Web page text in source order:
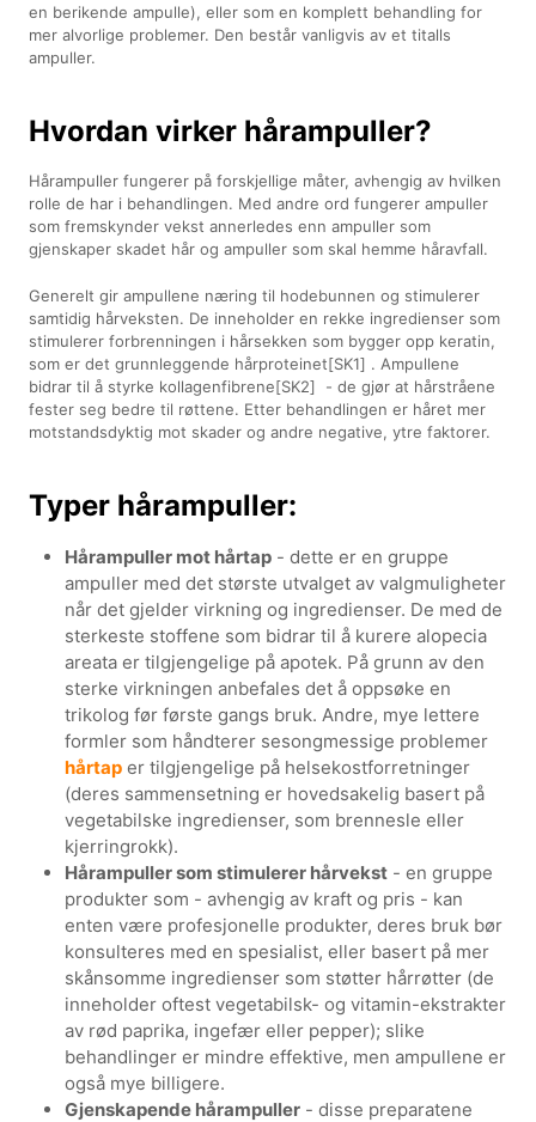
en berikende ampulle), eller som en komplett behandling for
mer alvorlige problemer. Den består vanligvis av et titalls
ampuller.
Hvordan virker hårampuller?
Hårampuller fungerer på forskjellige måter, avhengig av hvilken
rolle de har i behandlingen. Med andre ord fungerer ampuller
som fremskynder vekst annerledes enn ampuller som
gjenskaper skadet hår og ampuller som skal hemme håravfall.
Generelt gir ampullene næring til hodebunnen og stimulerer
samtidig hårveksten. De inneholder en rekke ingredienser som
stimulerer forbrenningen i hårsekken som bygger opp keratin,
som er det grunnleggende hårproteinet[SK1] . Ampullene
bidrar til å styrke kollagenfibrene[SK2] - de gjør at hårstråene
fester seg bedre til røttene. Etter behandlingen er håret mer
motstandsdyktig mot skader og andre negative, ytre faktorer.
Typer hårampuller:
Hårampuller mot hårtap - dette er en gruppe
ampuller med det største utvalget av valgmuligheter
når det gjelder virkning og ingredienser. De med de
sterkeste stoffene som bidrar til å kurere alopecia
areata er tilgjengelige på apotek. På grunn av den
sterke virkningen anbefales det å oppsøke en
trikolog før første gangs bruk. Andre, mye lettere
formler som håndterer sesongmessige problemer
hårtap er tilgjengelige på helsekostforretninger
(deres sammensetning er hovedsakelig basert på
vegetabilske ingredienser, som brennesle eller
kjerringrokk).
Hårampuller som stimulerer hårvekst - en gruppe
produkter som - avhengig av kraft og pris - kan
enten være profesjonelle produkter, deres bruk bør
konsulteres med en spesialist, eller basert på mer
skånsomme ingredienser som støtter hårrøtter (de
inneholder oftest vegetabilsk- og vitamin-ekstrakter
av rød paprika, ingefær eller pepper); slike
behandlinger er mindre effektive, men ampullene er
også mye billigere.
Gjenskapende hårampuller - disse preparatene